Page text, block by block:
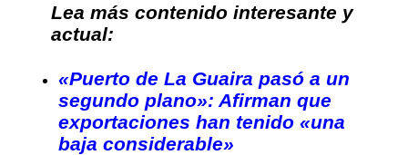
Lea más contenido interesante y
actual:
«Puerto de La Guaira pasó a un
segundo plano»: Afirman que
exportaciones han tenido «una
baja considerable»